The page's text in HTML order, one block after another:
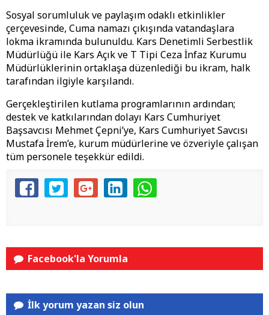
​Sosyal sorumluluk ve paylaşım odaklı etkinlikler
çerçevesinde, Cuma namazı çıkışında vatandaşlara
lokma ikramında bulunuldu. Kars Denetimli Serbestlik
Müdürlüğü ile Kars Açık ve T Tipi Ceza İnfaz Kurumu
Müdürlüklerinin ortaklaşa düzenlediği bu ikram, halk
tarafından ilgiyle karşılandı.
​Gerçekleştirilen kutlama programlarının ardından;
destek ve katkılarından dolayı Kars Cumhuriyet
Başsavcısı Mehmet Çepni’ye, Kars Cumhuriyet Savcısı
Mustafa İrem’e, kurum müdürlerine ve özveriyle çalışan
tüm personele teşekkür edildi.
Facebook'la Yorumla
İlk yorum yazan siz olun